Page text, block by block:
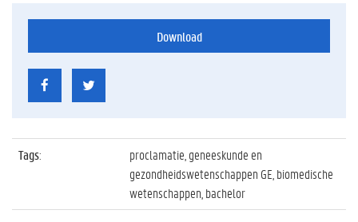
Download
Tags:
proclamatie, geneeskunde en
gezondheidswetenschappen GE, biomedische
wetenschappen, bachelor